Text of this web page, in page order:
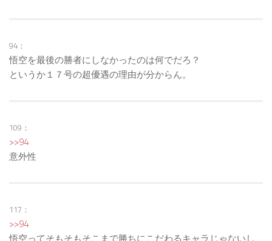
94：
悟空を最後の勝者にしなかったのは何でだろ？
というか１７号の超優遇の理由が分からん。
109：
>>94
意外性
117：
>>94
悟空ってそもそもそこまで勝ちにこだわるキャラじゃないし